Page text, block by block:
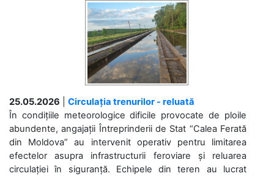
25.05.2026
Circulația trenurilor - reluată
În condițiile meteorologice dificile provocate de ploile
abundente, angajații Întreprinderii de Stat “Calea Ferată
din Moldova” au intervenit operativ pentru limitarea
efectelor asupra infrastructurii feroviare și reluarea
circulației în siguranță. Echipele din teren au lucrat